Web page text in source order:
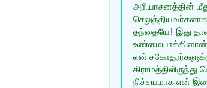
அரியாசனத்தின்
தந்தையே! இது
உண்மையாக்கினான்;
என்
நிச்சயமாக என்